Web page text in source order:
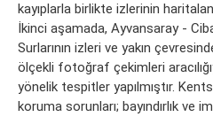
kayıplarla birlikte izlerinin
İkinci aşamada, Ayvansaray -
Surlarının izleri ve yakın
ölçekli fotoğraf çekimleri
yönelik tespitler yapılmıştır.
koruma sorunları; bayındırlık ve